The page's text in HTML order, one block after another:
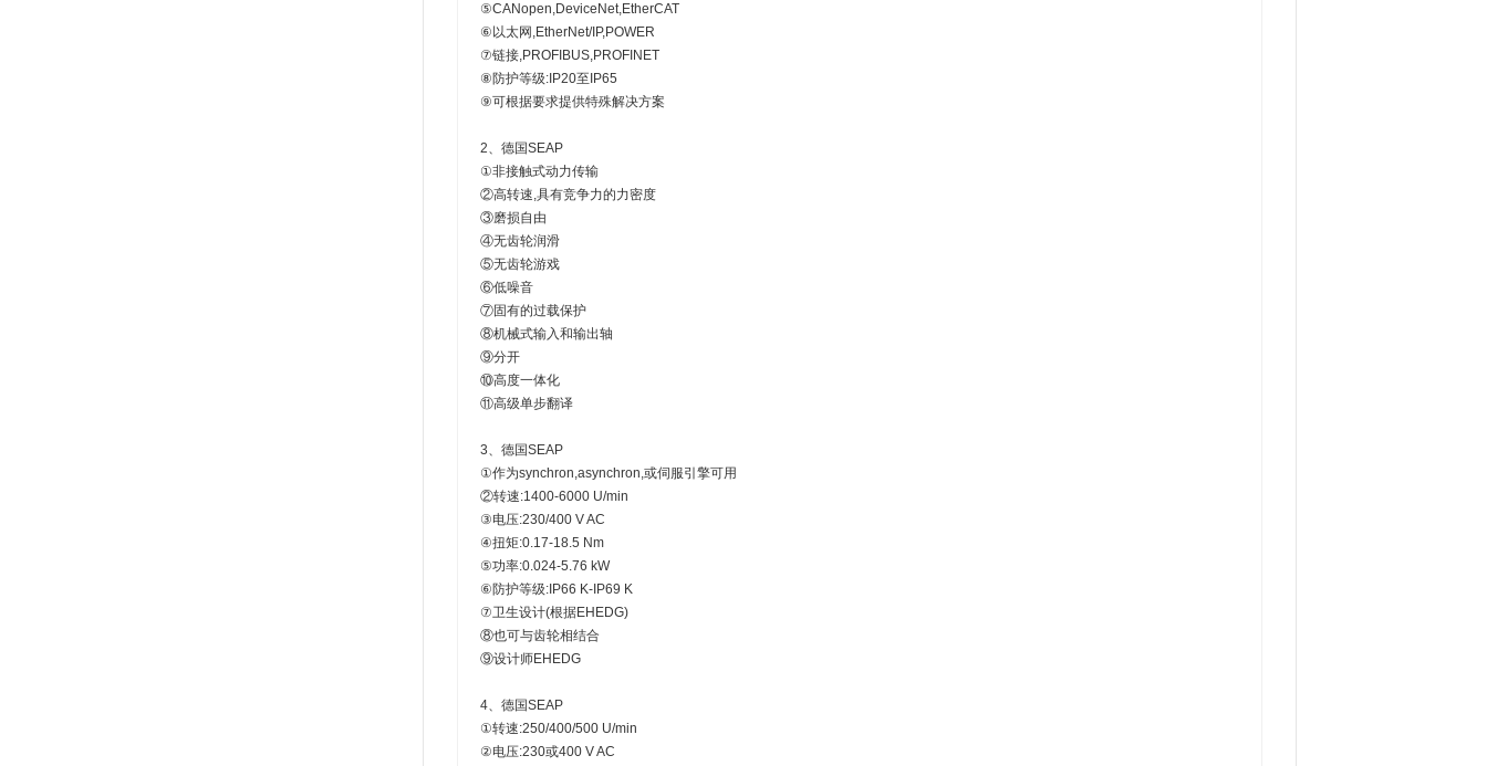
⑤CANopen,DeviceNet,EtherCAT
⑥以太网,EtherNet/IP,POWER
⑦链接,PROFIBUS,PROFINET
⑧防护等级:IP20至IP65
⑨可根据要求提供特殊解决方案
2、德国SEAP
①非接触式动力传输
②高转速,具有竞争力的力密度
③磨损自由
④无齿轮润滑
⑤无齿轮游戏
⑥低噪音
⑦固有的过载保护
⑧机械式输入和输出轴
⑨分开
⑩高度一体化
⑪高级单步翻译
3、德国SEAP
①作为synchron,asynchron,或伺服引擎可用
②转速:1400-6000 U/min
③电压:230/400 V AC
④扭矩:0.17-18.5 Nm
⑤功率:0.024-5.76 kW
⑥防护等级:IP66 K-IP69 K
⑦卫生设计(根据EHEDG)
⑧也可与齿轮相结合
⑨设计师EHEDG
4、德国SEAP
①转速:250/400/500 U/min
②电压:230或400 V AC